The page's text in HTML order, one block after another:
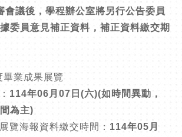
會議後，學程辦公室將另行公告委員
委員意見補正資料，補正資料繳交期
業成果展覽
114年06月07日(六)(如時間異動，
為主)
海報資料繳交時間： 114年05月